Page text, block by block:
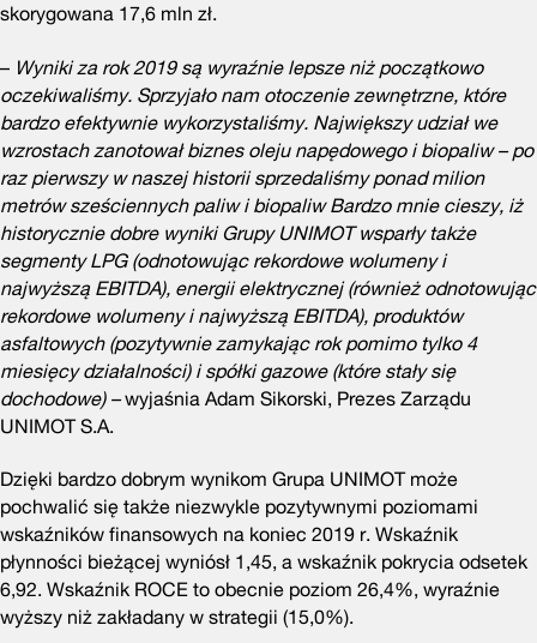
skorygowana 17,6 mln zł.
– Wyniki za rok 2019 są wyraźnie lepsze niż początkowo
oczekiwaliśmy. Sprzyjało nam otoczenie zewnętrzne, które
bardzo efektywnie wykorzystaliśmy. Największy udział we
wzrostach zanotował biznes oleju napędowego i biopaliw – po
raz pierwszy w naszej historii sprzedaliśmy ponad milion
metrów sześciennych paliw i biopaliw Bardzo mnie cieszy, iż
historycznie dobre wyniki Grupy UNIMOT wsparły także
segmenty LPG (odnotowując rekordowe wolumeny i
najwyższą EBITDA), energii elektrycznej (również odnotowując
rekordowe wolumeny i najwyższą EBITDA), produktów
asfaltowych (pozytywnie zamykając rok pomimo tylko 4
miesięcy działalności) i spółki gazowe (które stały się
dochodowe) –wyjaśnia Adam Sikorski, Prezes Zarządu
UNIMOT S.A.
Dzięki bardzo dobrym wynikom Grupa UNIMOT może
pochwalić się także niezwykle pozytywnymi poziomami
wskaźników finansowych na koniec 2019 r. Wskaźnik
płynności bieżącej wyniósł 1,45, a wskaźnik pokrycia odsetek
6,92. Wskaźnik ROCE to obecnie poziom 26,4%, wyraźnie
wyższy niż zakładany w strategii (15,0%).